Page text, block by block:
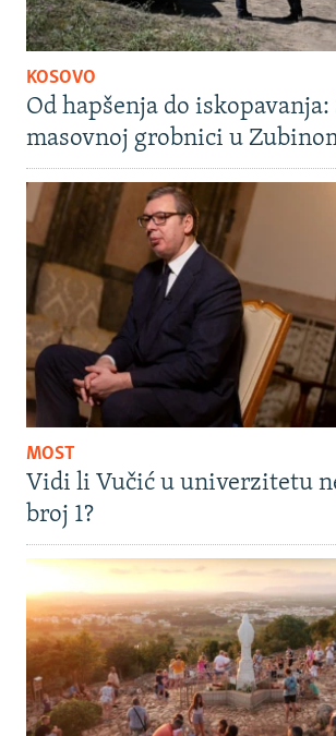
KOSOVO
Od hapšenja do iskopavanja:
masovnoj grobnici u
MOST
Vidi li Vučić u univerzitetu
broj 1?